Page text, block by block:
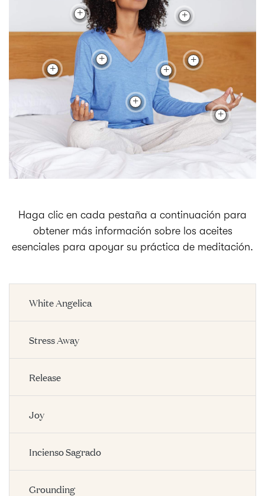
Haga clic en cada pestaña a continuación para
obtener más información sobre los aceites
esenciales para apoyar su práctica de meditación.
White Angelica
Stress Away
Release
Joy
Incienso Sagrado
Grounding